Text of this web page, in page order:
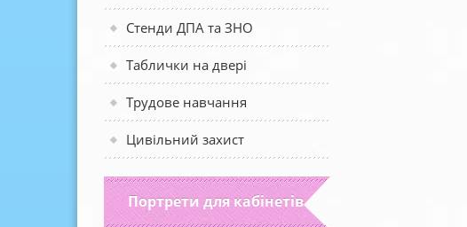
Стенди ДПА та ЗНО
Таблички на двері
Трудове навчання
Цивільний захист
Портрети для кабінетів